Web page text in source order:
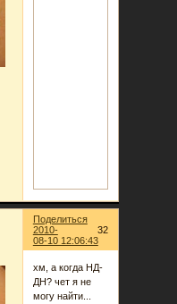
Поделиться
32
2010-
08-10 12:06:43
хм, а когда НД-
ДН? чет я не
могу найти...